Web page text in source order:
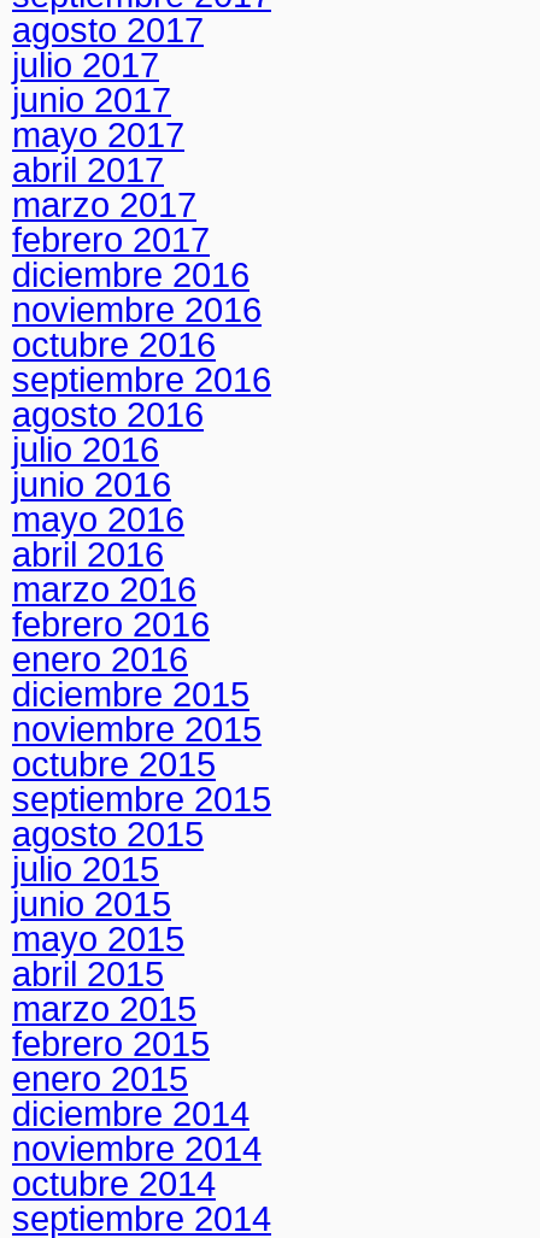
agosto 2017
julio 2017
junio 2017
mayo 2017
abril 2017
marzo 2017
febrero 2017
diciembre 2016
noviembre 2016
octubre 2016
septiembre 2016
agosto 2016
julio 2016
junio 2016
mayo 2016
abril 2016
marzo 2016
febrero 2016
enero 2016
diciembre 2015
noviembre 2015
octubre 2015
septiembre 2015
agosto 2015
julio 2015
junio 2015
mayo 2015
abril 2015
marzo 2015
febrero 2015
enero 2015
diciembre 2014
noviembre 2014
octubre 2014
septiembre 2014